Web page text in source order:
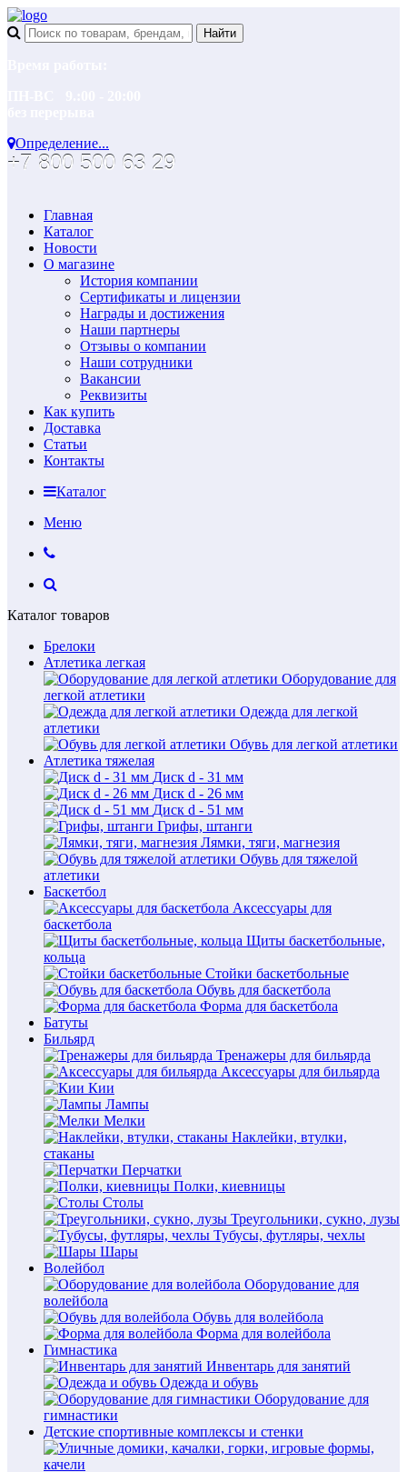
Определение...
+7 800 500 63 29
Главная
Каталог
Новости
О магазине
История компании
Сертификаты и лицензии
Награды и достижения
Наши партнеры
Отзывы о компании
Наши сотрудники
Вакансии
Реквизиты
Как купить
Доставка
Статьи
Контакты
Каталог
Меню
Каталог товаров
Брелоки
Атлетика легкая
Оборудование для
легкой атлетики
Одежда для легкой
атлетики
Обувь для легкой атлетики
Атлетика тяжелая
Диск d - 31 мм
Диск d - 26 мм
Диск d - 51 мм
Грифы, штанги
Лямки, тяги, магнезия
Обувь для тяжелой
атлетики
Баскетбол
Аксессуары для
баскетбола
Щиты баскетбольные,
кольца
Стойки баскетбольные
Обувь для баскетбола
Форма для баскетбола
Батуты
Бильярд
Тренажеры для бильярда
Аксессуары для бильярда
Кии
Лампы
Мелки
Наклейки, втулки,
стаканы
Перчатки
Полки, киевницы
Столы
Треугольники, сукно, лузы
Тубусы, футляры, чехлы
Шары
Волейбол
Оборудование для
волейбола
Обувь для волейбола
Форма для волейбола
Гимнастика
Инвентарь для занятий
Одежда и обувь
Оборудование для
гимнастики
Детские спортивные комплексы и стенки